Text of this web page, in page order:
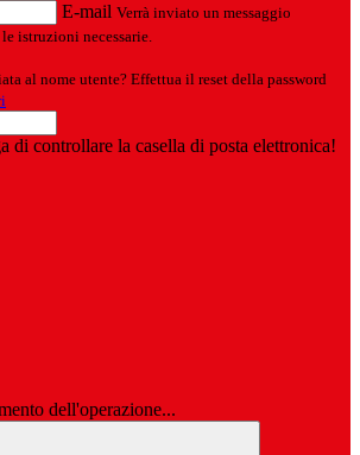
E-mail Verrà inviato un messaggio
istruzioni necessarie.
al nome utente? Effettua il reset della password
di controllare la casella di posta elettronica!
dell'operazione...